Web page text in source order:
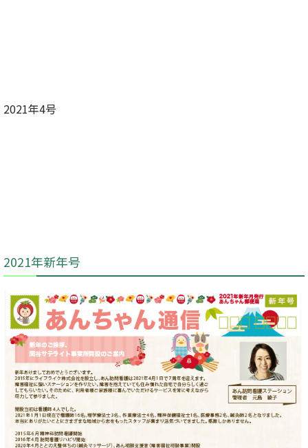
2021年4号
2021年新年号